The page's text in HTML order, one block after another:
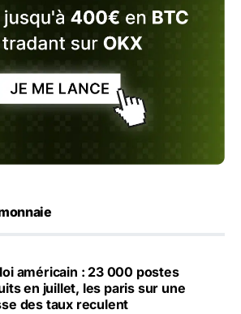
américain : 23 000 postes
en juillet, les paris sur une
des taux reculent